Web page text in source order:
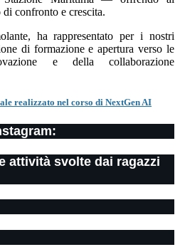
confronto e crescita.
ha rappresentato per i nostri
di formazione e apertura verso le
e della collaborazione
realizzato nel corso di NextGen AI
attività svolte dai ragazzi